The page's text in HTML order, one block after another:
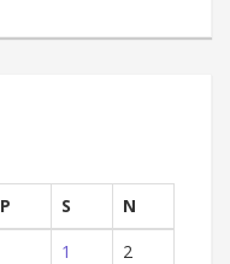
P S
N
1
2